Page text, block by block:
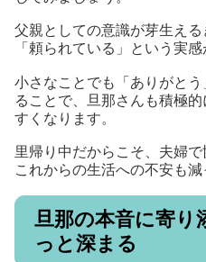
父親としての意識が芽生える
「頼られている」という実
小さなことでも「ありがと
ることで、旦那さんも積極
すくなります。
里帰り中だからこそ、夫婦で
これからの生活への不安も減
旦那の本音に寄り
っと深まる